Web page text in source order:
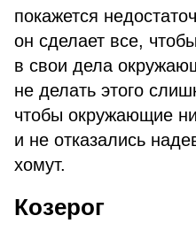
покажется
он сделает все,
в свои дела
не делать этого
чтобы окружающие
и не отказались
хомут.
Козерог